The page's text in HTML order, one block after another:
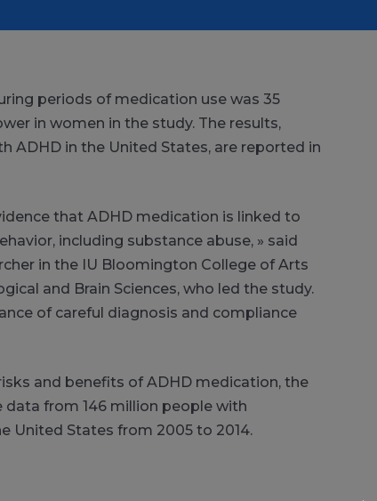
periods of medication use was 35
in women in the study. The results,
ADHD in the United States, are reported in
that ADHD medication is linked to
including substance abuse, » said
in the IU Bloomington College of Arts
and Brain Sciences, who led the study.
of careful diagnosis and compliance
and benefits of ADHD medication, the
from 146 million people with
United States from 2005 to 2014.